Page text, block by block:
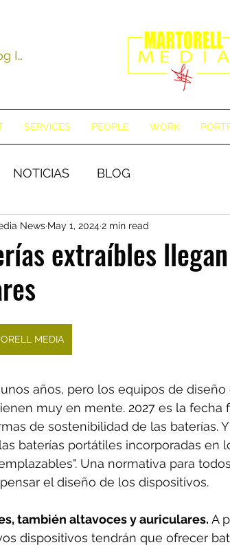
In
SERVICES PEOPLE WORK
NOTICIAS BLOG
extraíbles
News May 1, 20242 min read
MEDIA
años, pero los equipos de
muy en mente. 2027 es la fecha
de sostenibilidad de las baterías.
baterías portátiles incorporadas en
Una normativa para
el diseño de los dispositivos.
también altavoces y auriculares. A
dispositivos tendrán que ofrecer